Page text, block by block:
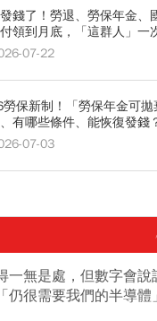
錢了！勞退、勞保年金、
領到月底，「這群人」一
07-22
勞保新制！「勞保年金可
有哪些條件、能恢復發錢
07-03
一無是處，但數字會說
仍很需要我們的半導體」